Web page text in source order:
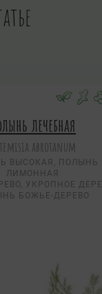
лечебная
abrotanum
ВЫСОКАЯ, ПОЛЫНЬ
ЛИМОННАЯ
УКРОПНОЕ
БОЖЬЕ-ДЕРЕВО